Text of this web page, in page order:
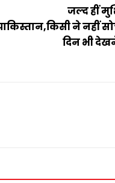
जल्द हीं
ने नहीं
दिन भी